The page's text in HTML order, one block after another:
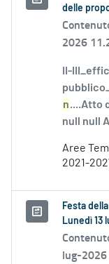
delle
2026
II-
n....Atto
null null
Aree
2021-
Festa
Lunedì 13
lug-